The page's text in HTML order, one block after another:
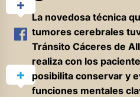
La novedosa técnica
tumores cerebrales
Tránsito Cáceres de
realiza con los
posibilita conservar y
funciones mentales